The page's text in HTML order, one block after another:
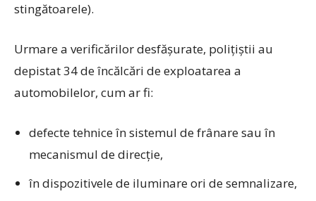
stingătoarele).
Urmare a verificărilor desfăşurate, polițiștii au
depistat 34 de încălcări de exploatarea a
automobilelor, cum ar fi:
defecte tehnice în sistemul de frânare sau în
mecanismul de direcţie,
în dispozitivele de iluminare ori de semnalizare,